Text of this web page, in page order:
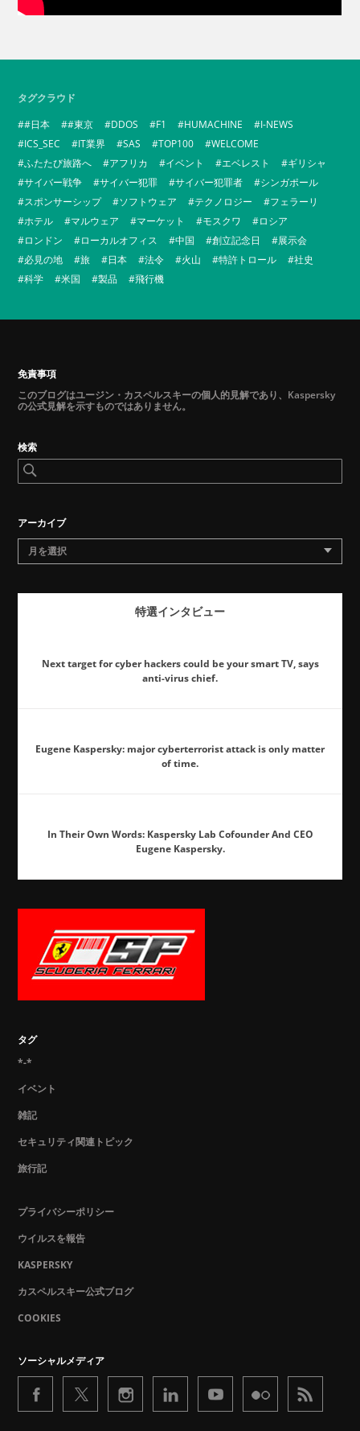
タグクラウド
#日本
#東京 DDOS F1 HUMACHINE
I-NEWS
ICS_SEC
IT業界 SAS TOP100
WELCOME
ふたたび旅路へ
アフリカ イベント エベレスト
ギリシャ
サイバー戦争
サイバー犯罪 サイバー犯罪者
シンガポール
スポンサーシップ
ソフトウェア テクノロジー
フェラーリ
ホテル
マルウェア マーケット モスクワ
ロシア
ロンドン
ローカルオフィス 中国 創立記念日
展示会
必見の地
旅 日本 法令 火山 特許トロール
社史
科学
米国 製品 飛行機
免責事項
このブログはユージン・カスペルスキーの個人的見解であり、Kaspersky
の公式見解を示すものではありません。
検索
アーカイブ
月を選択
特選インタビュー
Next target for cyber hackers could be your smart TV, says
anti-virus chief.
Eugene Kaspersky: major cyberterrorist attack is only matter
of time.
In Their Own Words: Kaspersky Lab Cofounder And CEO
Eugene Kaspersky.
タグ
*-*
イベント
雑記
セキュリティ関連トピック
旅行記
プライバシーポリシー
ウイルスを報告
KASPERSKY
カスペルスキー公式ブログ
COOKIES
ソーシャルメディア